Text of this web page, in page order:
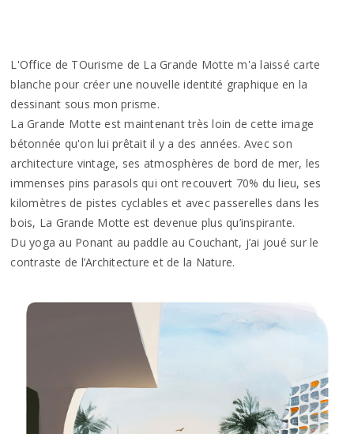
L'Office de TOurisme de La Grande Motte m'a laissé carte
blanche pour créer une nouvelle identité graphique en la
dessinant sous mon prisme.
La Grande Motte est maintenant très loin de cette image
bétonnée qu'on lui prêtait il y a des années. Avec son
architecture vintage, ses atmosphères de bord de mer, les
immenses pins parasols qui ont recouvert 70% du lieu, ses
kilomètres de pistes cyclables et avec passerelles dans les
bois, La Grande Motte est devenue plus qu’inspirante.
Du yoga au Ponant au paddle au Couchant, j’ai joué sur le
contraste de l’Architecture et de la Nature.